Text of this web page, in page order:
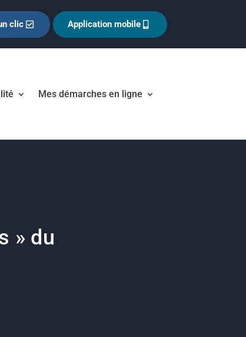
clic Application mobile
Mes démarches en ligne
» du